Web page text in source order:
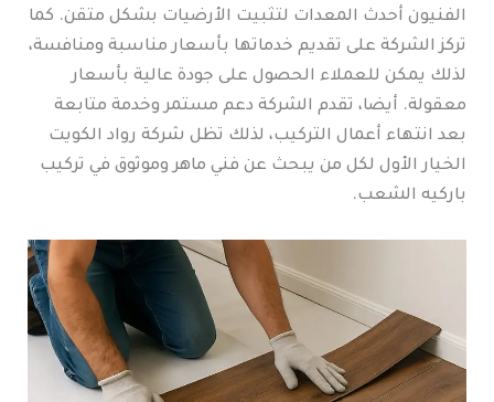
الفنيون أحدث المعدات لتثبيت الأرضيات بشكل متقن. كما
تركز الشركة على تقديم خدماتها بأسعار مناسبة ومنافسة،
لذلك يمكن للعملاء الحصول على جودة عالية بأسعار
معقولة. أيضا، تقدم الشركة دعم مستمر وخدمة متابعة
بعد انتهاء أعمال التركيب، لذلك تظل شركة رواد الكويت
الخيار الأول لكل من يبحث عن فني ماهر وموثوق في تركيب
باركيه الشعب.